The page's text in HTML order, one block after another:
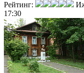
Рейтинг:
17:30